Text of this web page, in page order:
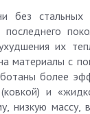
без стальных
последнего
их
материалы с
более
и
низкую массу,